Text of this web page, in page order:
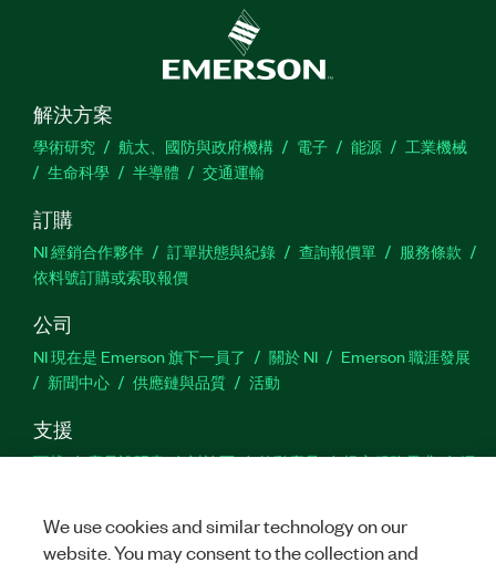
解決方案
學術研究 航太、國防與政府機構 電子 能源
工業機械
生命科學
半導體 交通運輸
訂購
NI 經銷合作夥伴 訂單狀態與紀錄 查詢報價單
服務條款
依料號訂購或索取報價
公司
NI 現在是 Emerson 旗下一員了 關於 NI
Emerson 職涯發展
新聞中心
供應鏈與品質 活動
支援
下載 產品說明書 討論區 啟動產品 提交服務需求
網
TwitterFacebook
We use cookies and similar technology on our
website. You may consent to the collection and